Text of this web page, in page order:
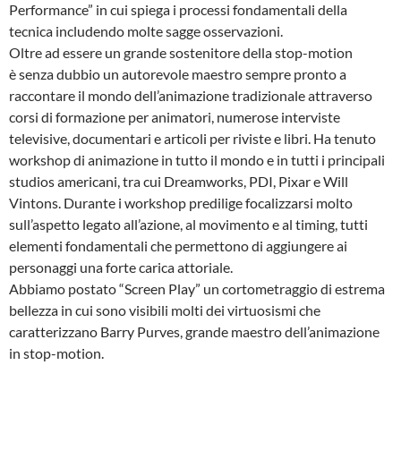
Performance” in cui spiega i processi fondamentali della
tecnica includendo molte sagge osservazioni.
Oltre ad essere un grande sostenitore della stop-motion
è senza dubbio un autorevole maestro sempre pronto a
raccontare il mondo dell’animazione tradizionale attraverso
corsi di formazione per animatori, numerose interviste
televisive, documentari e articoli per riviste e libri. Ha tenuto
workshop di animazione in tutto il mondo e in tutti i principali
studios americani, tra cui Dreamworks, PDI, Pixar e Will
Vintons. Durante i workshop predilige focalizzarsi molto
sull’aspetto legato all’azione, al movimento e al timing, tutti
elementi fondamentali che permettono di aggiungere ai
personaggi una forte carica attoriale.
Abbiamo postato “Screen Play” un cortometraggio di estrema
bellezza in cui sono visibili molti dei virtuosismi che
caratterizzano Barry Purves, grande maestro dell’animazione
in stop-motion.